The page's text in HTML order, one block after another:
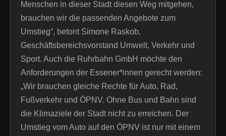
Menschen in dieser Stadt diesen Weg mitgehen,
brauchen wir die passenden Angebote zum
Umstieg“, betont Simone Raskob,
Geschäftsbereichsvorstand Umwelt, Verkehr und
Sport. Auch die Ruhrbahn GmbH möchte den
Anforderungen der Essener*innen gerecht werden:
„Wir brauchen gleiche Rechte für Auto, Rad,
Fußverkehr und ÖPNV. Ohne Bus und Bahn sind
die Klimaziele der Stadt nicht zu erreichen. Der
Umstieg vom Auto auf den ÖPNV ist nur mit einem